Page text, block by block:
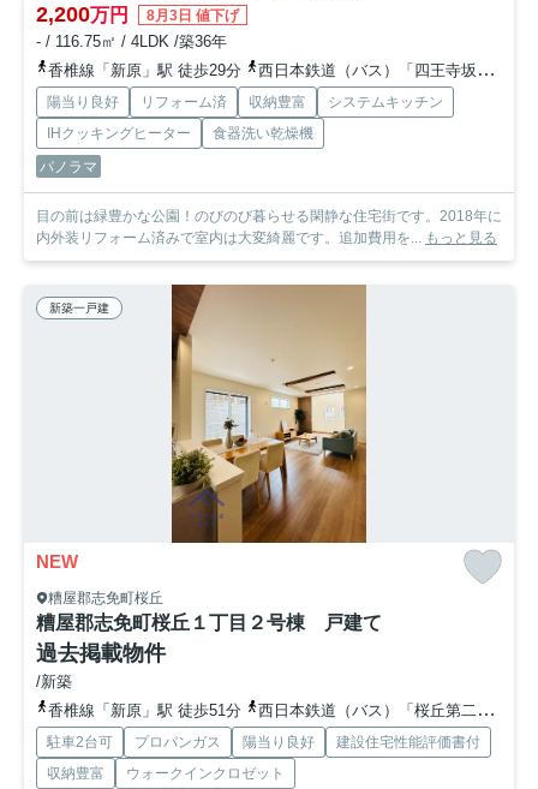
2,200万円 8月3日 値下げ
- / 116.75㎡ / 4LDK /築36年
香椎線「新原」駅 徒歩29分
西日本鉄道（バス）「四王寺坂第三」バス停下車 徒歩2分
陽当り良好 リフォーム済 収納豊富
システムキッチン
IHクッキングヒーター
食器洗い乾燥機
パノラマ
目の前は緑豊かな公園！のびのび暮らせる閑静な住宅街です。2018年に
内外装リフォーム済みで室内は大変綺麗です。追加費用を... もっと見る
新築一戸建
NEW
糟屋郡志免町桜丘
糟屋郡志免町桜丘１丁目２号棟 戸建て
過去掲載物件
/新築
香椎線「新原」駅 徒歩51分
西日本鉄道（バス）「桜丘第二」バス停下車 徒歩4分
駐車2台可 プロパンガス 陽当り良好
建設住宅性能評価書付
収納豊富
ウォークインクロゼット